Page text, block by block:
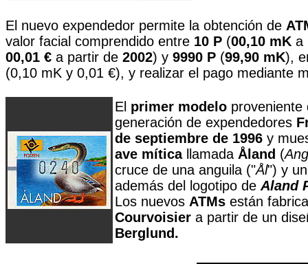
El nuevo expendedor permite la obtención de
valor facial comprendido entre 10 P (00,10 mK a
00,01 € a partir de 2002) y 9990 P (99,90 mK),
(0,10 mK y 0,01 €), y realizar el pago mediante
El primer modelo proveniente
generación de expendedores
de septiembre de 1996 y
ave míticallamada Åland (
cruce de una anguila ("Ål") y
además del logotipo de Aland
Los nuevos ATMs están
Courvoisier a partir de un
Berglund.